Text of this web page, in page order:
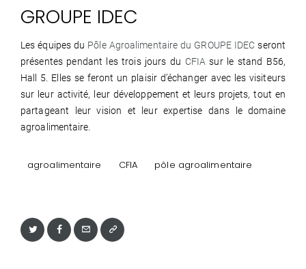
GROUPE IDEC
Les équipes du Pôle Agroalimentaire du GROUPE IDEC seront
présentes pendant les trois jours du CFIAsur le stand B56,
Hall 5. Elles se feront un plaisir d’échanger avec les visiteurs
sur leur activité, leur développement et leurs projets, tout en
partageant leur vision et leur expertise dans le domaine
agroalimentaire.
agroalimentaire CFIA pôle agroalimentaire